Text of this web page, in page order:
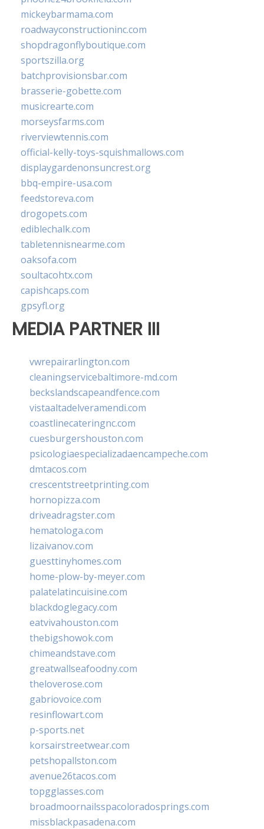
mickeybarmama.com
roadwayconstructioninc.com
shopdragonflyboutique.com
sportszilla.org
batchprovisionsbar.com
brasserie-gobette.com
musicrearte.com
morseysfarms.com
riverviewtennis.com
official-kelly-toys-squishmallows.com
displaygardenonsuncrest.org
bbq-empire-usa.com
feedstoreva.com
drogopets.com
ediblechalk.com
tabletennisnearme.com
oaksofa.com
soultacohtx.com
capishcaps.com
gpsyfl.org
MEDIA PARTNER III
vwrepairarlington.com
cleaningservicebaltimore-md.com
beckslandscapeandfence.com
vistaaltadelveramendi.com
coastlinecateringnc.com
cuesburgershouston.com
psicologiaespecializadaencampeche.com
dmtacos.com
crescentstreetprinting.com
hornopizza.com
driveadragster.com
hematologa.com
lizaivanov.com
guesttinyhomes.com
home-plow-by-meyer.com
palatelatincuisine.com
blackdoglegacy.com
eatvivahouston.com
thebigshowok.com
chimeandstave.com
greatwallseafoodny.com
theloverose.com
gabriovoice.com
resinflowart.com
p-sports.net
korsairstreetwear.com
petshopallston.com
avenue26tacos.com
topgglasses.com
broadmoornailsspacoloradosprings.com
missblackpasadena.com